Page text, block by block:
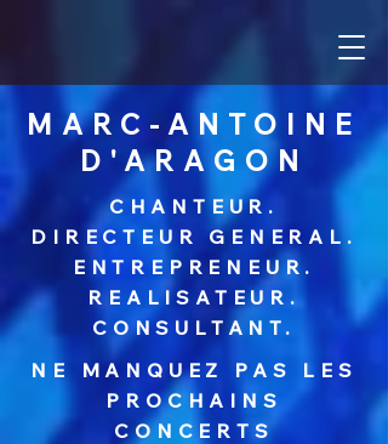
MARC-ANTOINE
D'ARAGON
CHANTEUR.
DIRECTEUR GENERAL.
ENTREPRENEUR.
REALISATEUR.
CONSULTANT.
NE MANQUEZ PAS LES
PROCHAINS
CONCERTS